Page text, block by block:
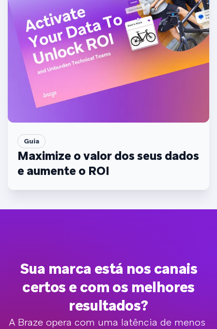
Guia
Maximize o valor dos seus dados
e aumente o ROI
Sua marca está nos canais
certos e com os melhores
resultados?
A Braze opera com uma latência de menos